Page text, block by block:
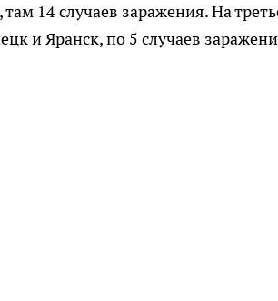
14 случаев заражения. На
и Яранск, по 5 случаев